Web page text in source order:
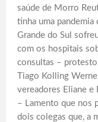
saúde de Morro
tinha uma
Grande do Sul
com os hospitais
consultas –
Tiago Kolling
vereadores Eliane e
– Lamento que nos
dois colegas que, a